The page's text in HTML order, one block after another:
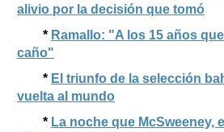
alivio por la decisión que tomó
* Ramallo: "A los 15 años
caño"
* El triunfo de la selección
vuelta al mundo
* La noche que McSweeney,